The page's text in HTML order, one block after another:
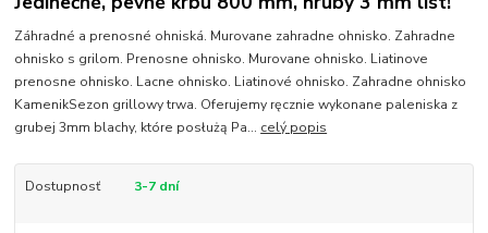
Záhradné a prenosné ohniská. Murovane zahradne ohnisko. Zahradne
ohnisko s grilom. Prenosne ohnisko. Murovane ohnisko. Liatinove
prenosne ohnisko. Lacne ohnisko. Liatinové ohnisko. Zahradne ohnisko
KamenikSezon grillowy trwa. Oferujemy ręcznie wykonane paleniska z
grubej 3mm blachy, które posłużą Pa... celý popis
Dostupnosť 3-7 dní